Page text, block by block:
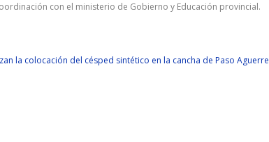
con el ministerio de Gobierno y Educación provincial.
la colocación del césped sintético en la cancha de Paso Aguerre